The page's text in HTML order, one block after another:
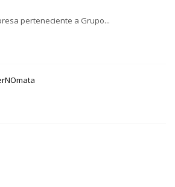
perteneciente a Grupo...